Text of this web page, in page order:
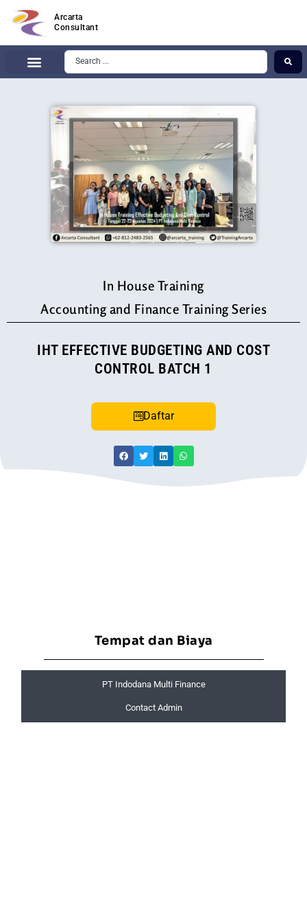
Arcarta
Consultant
In House Training
Accounting and Finance Training Series
IHT EFFECTIVE BUDGETING AND COST
CONTROL BATCH 1
Daftar
Tempat dan Biaya
PT Indodana Multi Finance
Contact Admin